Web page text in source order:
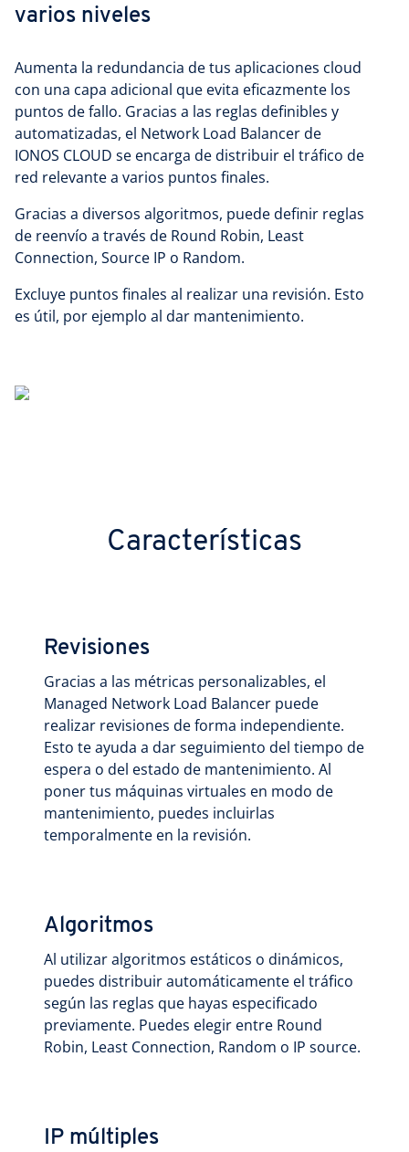
varios niveles
Aumenta la redundancia de tus aplicaciones cloud
con una capa adicional que evita eficazmente los
puntos de fallo. Gracias a las reglas definibles y
automatizadas, el Network Load Balancer de
IONOS CLOUD se encarga de distribuir el tráfico de
red relevante a varios puntos finales.
Gracias a diversos algoritmos, puede definir reglas
de reenvío a través de Round Robin, Least
Connection, Source IP o Random.
Excluye puntos finales al realizar una revisión. Esto
es útil, por ejemplo al dar mantenimiento.
Características
Revisiones
Gracias a las métricas personalizables, el
Managed Network Load Balancer puede
realizar revisiones de forma independiente.
Esto te ayuda a dar seguimiento del tiempo de
espera o del estado de mantenimiento. Al
poner tus máquinas virtuales en modo de
mantenimiento, puedes incluirlas
temporalmente en la revisión.
Algoritmos
Al utilizar algoritmos estáticos o dinámicos,
puedes distribuir automáticamente el tráfico
según las reglas que hayas especificado
previamente. Puedes elegir entre Round
Robin, Least Connection, Random o IP source.
IP múltiples